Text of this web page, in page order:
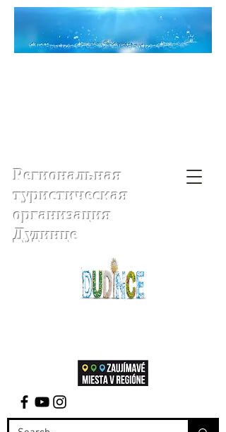
Региональная
туристическая
организация
Дудинце